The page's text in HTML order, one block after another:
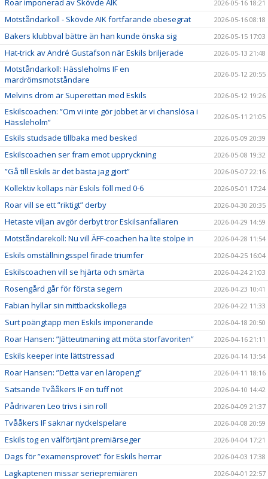
Roar imponerad av Skövde AIK 2026-05-16 18:21
Motståndarkoll - Skövde AIK fortfarande obesegrat 2026-05-16 08:18
Bakers klubbval bättre än han kunde önska sig 2026-05-15 17:03
Hat-trick av André Gustafson när Eskils briljerade 2026-05-13 21:48
Motståndarkoll: Hässleholms IF en
mardrömsmotståndare
2026-05-12 20:55
Melvins dröm är Superettan med Eskils 2026-05-12 19:26
Eskilscoachen: ”Om vi inte gör jobbet är vi chanslösa i
Hässleholm”
2026-05-11 21:05
Eskils studsade tillbaka med besked 2026-05-09 20:39
Eskilscoachen ser fram emot uppryckning 2026-05-08 19:32
”Gå till Eskils är det bästa jag gjort” 2026-05-07 22:16
Kollektiv kollaps när Eskils föll med 0-6 2026-05-01 17:24
Roar vill se ett ”riktigt” derby 2026-04-30 20:35
Hetaste viljan avgör derbyt tror Eskilsanfallaren 2026-04-29 14:59
Motståndarekoll: Nu vill ÄFF-coachen ha lite stolpe in 2026-04-28 11:54
Eskils omställningsspel firade triumfer 2026-04-25 16:04
Eskilscoachen vill se hjärta och smärta 2026-04-24 21:03
Rosengård går för första segern 2026-04-23 10:41
Fabian hyllar sin mittbackskollega 2026-04-22 11:33
Surt poängtapp men Eskils imponerande 2026-04-18 20:50
Roar Hansen: ”Jätteutmaning att möta storfavoriten” 2026-04-16 21:11
Eskils keeper inte lättstressad 2026-04-14 13:54
Roar Hansen: ”Detta var en läropeng” 2026-04-11 18:16
Satsande Tvååkers IF en tuff nöt 2026-04-10 14:42
Pådrivaren Leo trivs i sin roll 2026-04-09 21:37
Tvååkers IF saknar nyckelspelare 2026-04-08 20:59
Eskils tog en välförtjänt premiärseger 2026-04-04 17:21
Dags för ”examensprovet” för Eskils herrar 2026-04-03 17:38
Lagkaptenen missar seriepremiären 2026-04-01 22:57